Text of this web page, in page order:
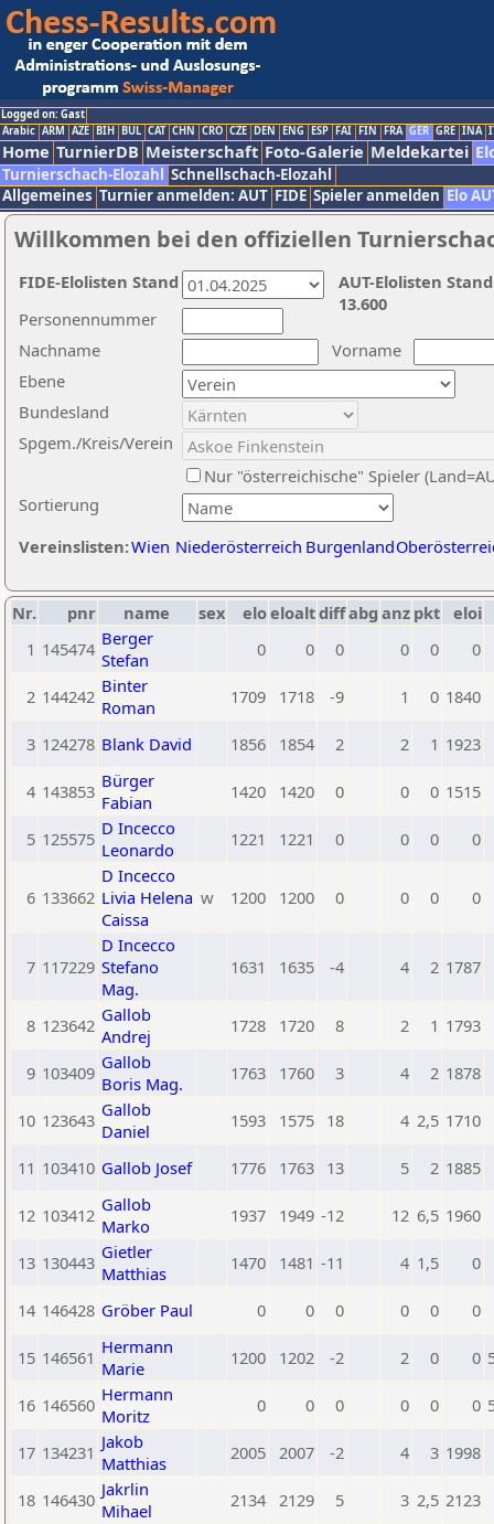
Logged on: Gast
Arabic ARM AZE BIH BUL CAT CHN CRO CZE DEN ENG ESP FAI FIN FRA GER GRE INA
Home TurnierDB Meisterschaft Foto-Galerie Meldekartei
Turnierschach-Elozahl Schnellschach-Elozahl
Allgemeines Turnier anmelden: AUT FIDE Spieler anmelden Elo
Willkommen bei den offiziellen
Nachname
Vorname
Ebene
Sortierung
Personennummer
Bundesland
Spgem./Kreis/Verein
Nur "österreichische" Spieler
Vereinslisten:Wien Niederösterreich Burgenland
AUT-Elolisten
13.600
FIDE-Elolisten Stand
Nr. pnr name sex eloeloaltdiffabg anz pkt eloi
1 145474 Berger
Stefan
0 0 0 0 0 0
2 144242 Binter
Roman
1709 1718 -9 1 0 1840
3 124278 Blank David 1856 1854 2 2 1 1923
4 143853 Bürger
Fabian
1420 1420 0 0 0 1515
5 125575 D Incecco
Leonardo
1221 1221 0 0 0 0
6 133662
D Incecco
Livia Helena
Caissa
w 1200 1200 0 0 0 0
7 117229
D Incecco
Stefano
Mag.
1631 1635 -4 4 2 1787
8 123642 Gallob
Andrej
1728 1720 8 2 1 1793
9 103409 Gallob
Boris Mag.
1763 1760 3 4 2 1878
10 123643 Gallob
Daniel
1593 1575 18 4 2,5 1710
11 103410 Gallob Josef 1776 1763 13 5 2 1885
12 103412 Gallob
Marko
1937 1949 -12 12 6,5 1960
13 130443 Gietler
Matthias
1470 1481 -11 4 1,5 0
14 146428 Gröber Paul 0 0 0 0 0 0
15 146561 Hermann
Marie
1200 1202 -2 2 0 0
16 146560 Hermann
Moritz
0 0 0 0 0 0
17 134231 Jakob
Matthias
2005 2007 -2 4 3 1998
18 146430 Jakrlin
Mihael
2134 2129 5 3 2,5 2123